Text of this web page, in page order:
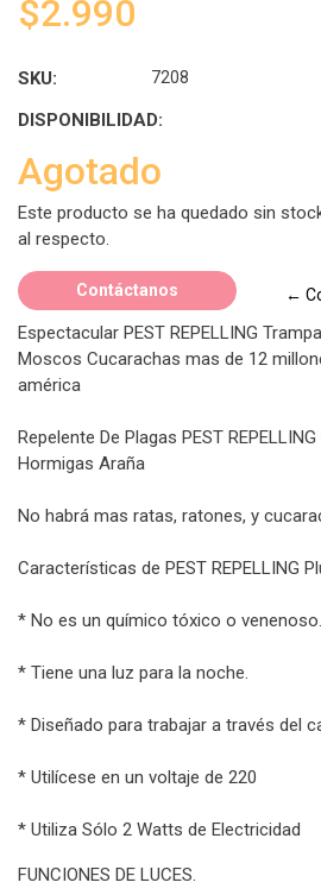
$2.990
SKU: 7208
DISPONIBILIDAD:
Agotado
Este producto se ha quedado sin
al respecto.
Contáctanos ←
Espectacular PEST REPELLING
Moscos Cucarachas mas de 12
américa
Repelente De Plagas PEST
Hormigas Araña
No habrá mas ratas, ratones, y
Características de PEST REPELLING
* No es un químico tóxico o venenoso.
* Tiene una luz para la noche.
* Diseñado para trabajar a través del
* Utilícese en un voltaje de 220
* Utiliza Sólo 2 Watts de Electricidad
FUNCIONES DE LUCES.